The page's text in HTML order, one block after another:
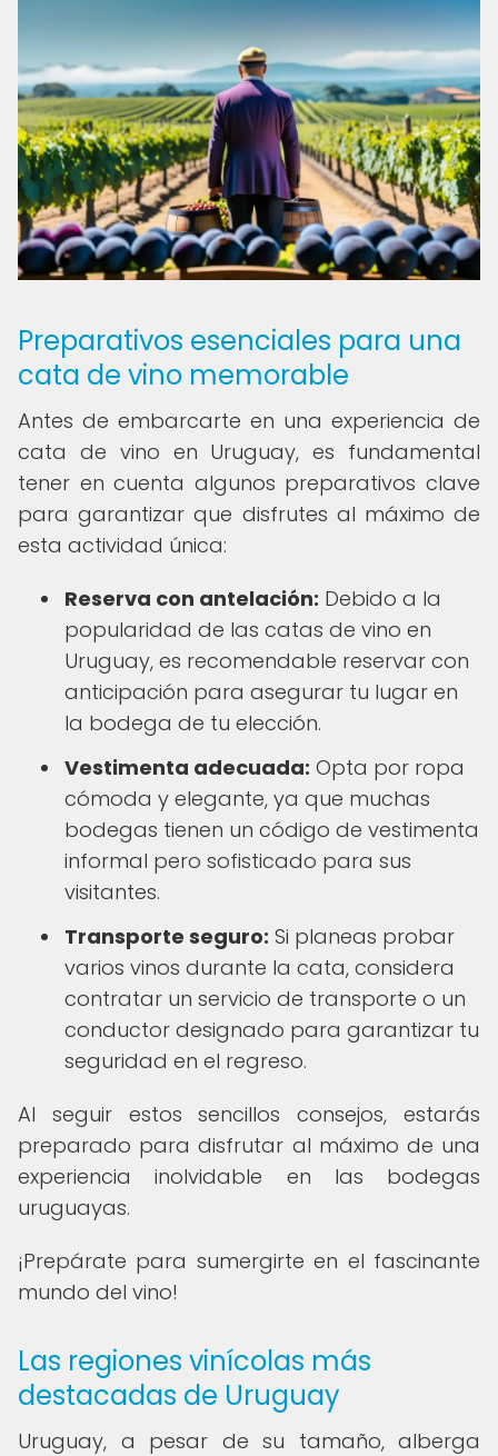
Preparativos esenciales para una
cata de vino memorable
Antes de embarcarte en una experiencia de
cata de vino en Uruguay, es fundamental
tener en cuenta algunos preparativos clave
para garantizar que disfrutes al máximo de
esta actividad única:
Reserva con antelación: Debido a la
popularidad de las catas de vino en
Uruguay, es recomendable reservar con
anticipación para asegurar tu lugar en
la bodega de tu elección.
Vestimenta adecuada: Opta por ropa
cómoda y elegante, ya que muchas
bodegas tienen un código de vestimenta
informal pero sofisticado para sus
visitantes.
Transporte seguro: Si planeas probar
varios vinos durante la cata, considera
contratar un servicio de transporte o un
conductor designado para garantizar tu
seguridad en el regreso.
Al seguir estos sencillos consejos, estarás
preparado para disfrutar al máximo de una
experiencia inolvidable en las bodegas
uruguayas.
¡Prepárate para sumergirte en el fascinante
mundo del vino!
Las regiones vinícolas más
destacadas de Uruguay
Uruguay, a pesar de su tamaño, alberga